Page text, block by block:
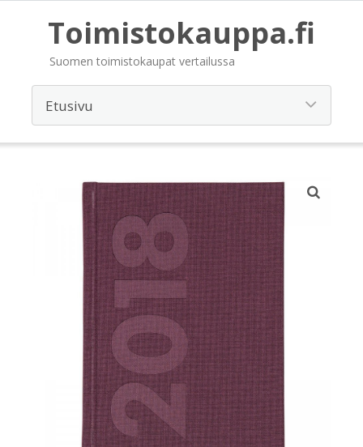
Toimistokauppa.fi
Suomen toimistokaupat vertailussa